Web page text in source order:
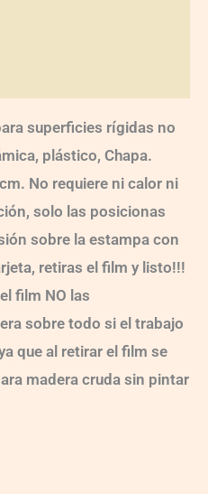
superficies rígidas no
plástico, Chapa.
No requiere ni calor ni
solo las posicionas
sobre la estampa con
retiras el film y listo!!!
film NO las
sobre todo si el trabajo
que al retirar el film se
madera cruda sin pintar